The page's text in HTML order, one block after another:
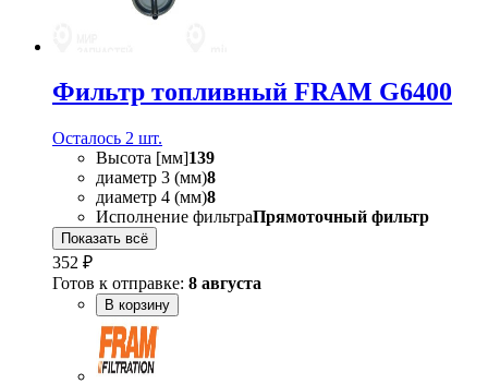
Фильтр топливный FRAM G6400
Осталось 2 шт.
Высота [мм]139
диаметр 3 (мм)8
диаметр 4 (мм)8
Исполнение фильтраПрямоточный фильтр
Показать всё
352 ₽
Готов к отправке: 8 августа
В корзину